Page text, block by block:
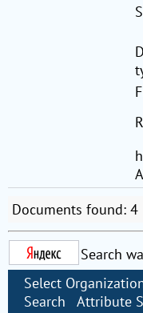
Documents found: 4
Search
Select
Search
Attribute